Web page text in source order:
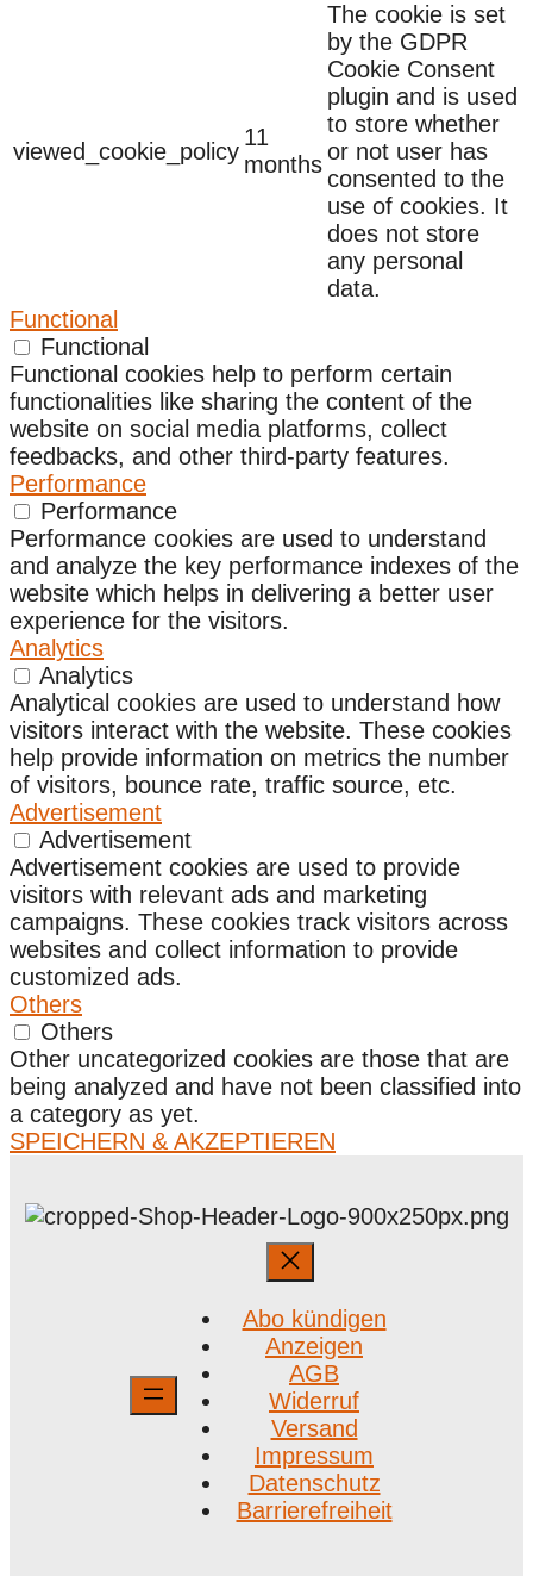
viewed_cookie_policy
11
months
The cookie is set
by the GDPR
Cookie Consent
plugin and is used
to store whether
or not user has
consented to the
use of cookies. It
does not store
any personal
data.
Functional
Functional
Functional cookies help to perform certain
functionalities like sharing the content of the
website on social media platforms, collect
feedbacks, and other third-party features.
Performance
Performance
Performance cookies are used to understand
and analyze the key performance indexes of the
website which helps in delivering a better user
experience for the visitors.
Analytics
Analytics
Analytical cookies are used to understand how
visitors interact with the website. These cookies
help provide information on metrics the number
of visitors, bounce rate, traffic source, etc.
Advertisement
Advertisement
Advertisement cookies are used to provide
visitors with relevant ads and marketing
campaigns. These cookies track visitors across
websites and collect information to provide
customized ads.
Others
Others
Other uncategorized cookies are those that are
being analyzed and have not been classified into
a category as yet.
SPEICHERN & AKZEPTIEREN
Abo kündigen
Anzeigen
AGB
Widerruf
Versand
Impressum
Datenschutz
Barrierefreiheit